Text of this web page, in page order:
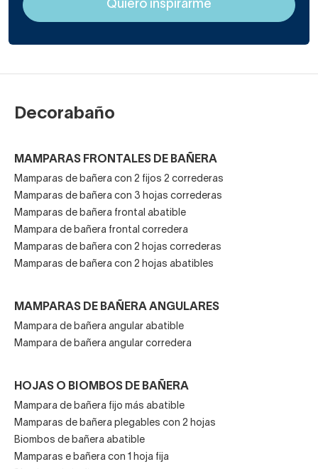
váter, mueble, etc).
perfilería
Lo realmente novedoso hoy en día de las mamparas de
bañera angulares correderas es su diseño, que prescinde
de perfiles inferiores yapuesta por una perfilería de
aluminio o acero más depurada, fina y elegante.
considerablemente y, en consecuencia, cualquier
La perfilería, especialmente la de aluminio,
encontrarse ahora en más colores, no solo
en oro rosa, en dorado, en níquel cepillado…
Decorabaño
MAMPARAS FRONTALES DE BAÑERA
Mamparas de bañera con 2 fijos 2 correderas
Mamparas de bañera con 3 hojas correderas
Mamparas de bañera frontal abatible
Mampara de bañera frontal corredera
Mamparas de bañera con 2 hojas correderas
Mamparas de bañera con 2 hojas abatibles
MAMPARAS DE BAÑERA ANGULARES
Mampara de bañera angular abatible
Mampara de bañera angular corredera
HOJAS O BIOMBOS DE BAÑERA
Mampara de bañera fijo más abatible
Mamparas de bañera plegables con 2 hojas
Biombos de bañera abatible
Mamparas e bañera con 1 hoja fija